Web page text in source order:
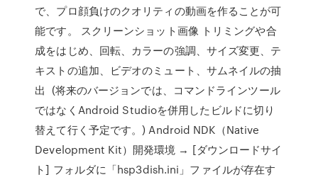
で、プロ顔負けのクオリティの動画を作ることが可
能です。 スクリーンショット画像 トリミングや合
成をはじめ、回転、カラーの強調、サイズ変更、テ
キストの追加、ビデオのミュート、サムネイルの抽
出 (将来のバージョンでは、コマンドラインツール
ではなくAndroid Studioを併用したビルドに切り
替えて行く予定です。) Android NDK（Native
Development Kit）開発環境 → [ダウンロードサイ
ト] フォルダに「hsp3dish.ini」ファイルが存在す